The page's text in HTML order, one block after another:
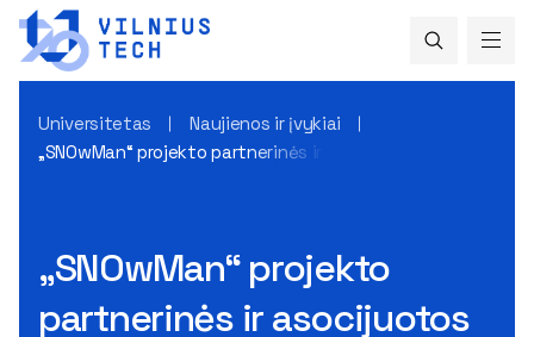
Universitetas
Naujienos ir įvykiai
„SNOwMan“ projekto partnerinės ir asocijuotos
„SNOwMan“ projekto
partnerinės ir asocijuotos